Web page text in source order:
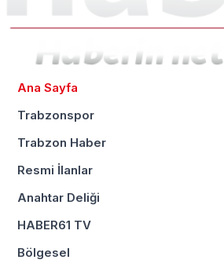
Ana Sayfa
Trabzonspor
Trabzon Haber
Resmi İlanlar
Anahtar Deliği
HABER61 TV
Bölgesel